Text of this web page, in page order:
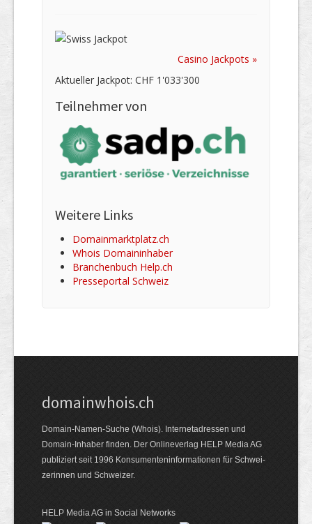
Casino Jackpots »
Aktueller Jackpot: CHF 1'033'300
Teilnehmer von
Weitere Links
Domainmarktplatz.ch
Whois Domaininhaber
Branchenbuch Help.ch
Presseportal Schweiz
domainwhois.ch
Domain-Namen-Suche (Whois). Internet­adressen und
Domain-Inhaber finden. Der Online­verlag HELP Media AG
publiziert seit 1996 Konsumenten­informationen für Schwei­
zerinnen und Schweizer.
HELP Media AG in Social Networks